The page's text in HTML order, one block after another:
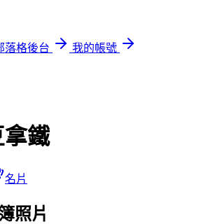
落格後台
我的帳號
鐵
名片
照片